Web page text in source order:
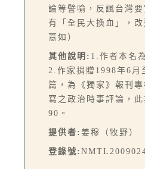
論等譬喻，反諷台灣
有「全民大換血」，
薏如）
其他說明: 1.作者本名
2.作家捐贈1998年6月
篇，為《獨家》報刊
寫之政治時事評論，
90。
提供者: 姜穆（牧野）
登錄號: